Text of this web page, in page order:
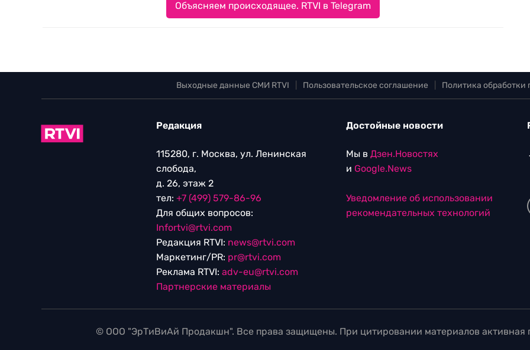
Объясняем происходящее. RTVI в Telegram
Выходные данные СМИ RTVI Пользовательское соглашение Политика
Редакция
115280, г. Москва, ул. Ленинская
слобода,
д. 26, этаж 2
тел: +7 (499) 579-86-96
Для общих вопросов:
Infortvi@rtvi.com
Редакция RTVI: news@rtvi.com
Маркетинг/PR: pr@rtvi.com
Реклама RTVI: adv-eu@rtvi.com
Партнерские материалы
Достойные новости
Мы в Дзен.Новостях
и Google.News
Уведомление об использовании
рекомендательных технологий
© ООО "ЭрТиВиАй Продакшн". Все права защищены. При цитировании материалов активная